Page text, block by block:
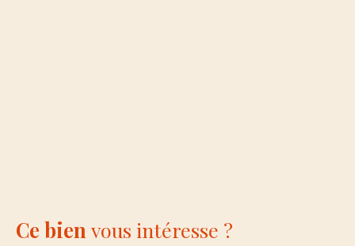
Ce bien vous intéresse ?